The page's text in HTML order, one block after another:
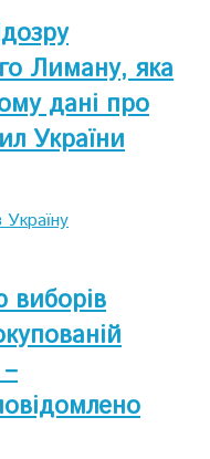
Лиману, яка
дані про
України